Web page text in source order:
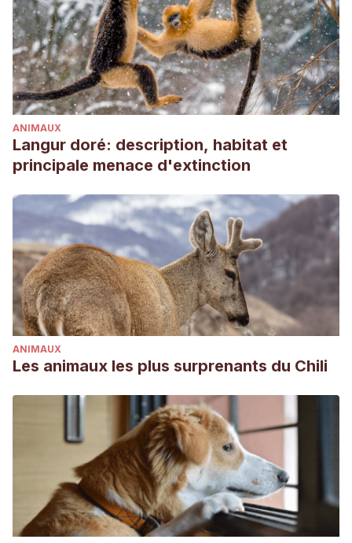
147.
Lince ibérico – Lynx pardinus – Comportamiento. (2021).
Vertebrados Ibéricos.
http://www.vertebradosibericos.org/mamiferos/
Rodríguez, A. & Calzada, J. 2015.Lynx pardinus(errata
version published in 2020).
Threatened Species
e.T12520A174111773.
2.RLTS.T12520A174111773.en
. Downloaded on 06 July 2021.
Penabad, L. et al. (2012). Ritmos de actividad del lince
ibérico (Lynx pardinus) en cautividad. Galemys, 24: 57-63.
Yerga Rufo, F. J. (2015). Ontogenia del comportamiento del
lince ibérico (Lynx pardinus) en cautividad (Tesis).
Universidad de Huelva, Huelva.
Cabezas-Díaz, S., Lozano, J., & Virgós, E. (2009). The
declines of the wild rabbit (Oryctolagus cuniculus) and the
Iberian lynx (Lynx pardinus) in Spain: redirecting
conservation efforts.Handbook of nature conservation:
global, environmental and economic issues
, 283-310.
Lynx pardinus (Spanish lynx). (2021). Animal Diversity Web.
https://animaldiversity.org/accounts/Lynx_pardinus/
ANIMAUX
Langur doré: description, habitat et
principale menace d'extinction
ANIMAUX
Les animaux les plus surprenants du Chili